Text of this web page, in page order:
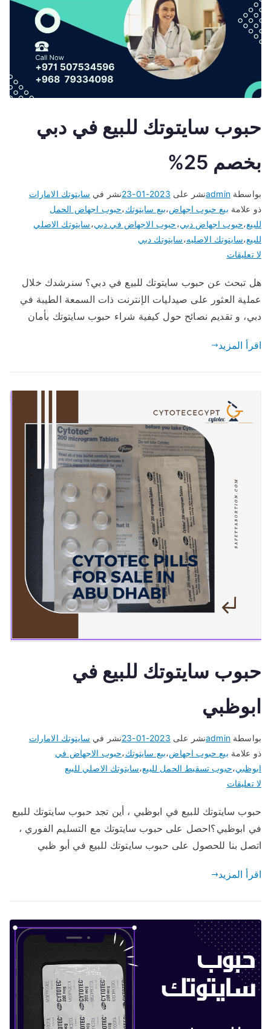
حبوب سايتوتك للبيع في دبي
بخصم 25%
بواسطةadminنشر على 2023-01-23 نشر في سايتوتك الامارات
ذو علامة بيع حبوب اجهاض،بيع سايتوتك،حبوب اجهاض الحمل
للبيع،حبوب اجهاض دبي،حبوب الاجهاض في دبي،سايتوتك الاصلي
للبيع،سايتوتك الاصليه،سايتوتك دبي
لا تعليقات
سايتوتك
للبيع
في
بخصم
هل تبحث عن حبوب سايتوتك للبيع في دبي؟ سنرشدك خلال
عملية العثور على صيدليات الإنترنت ذات السمعة الطيبة في
دبي، و تقديم نصائح حول كيفية شراء حبوب سايتوتك بأمان
اقرأ المزيد
حبوب سايتوتك للبيع في
ابوظبي
بواسطةadminنشر على 2023-01-23 نشر في سايتوتك الامارات
ذو علامة بيع حبوب اجهاض،بيع سايتوتك،حبوب الاجهاض في
ابوظبي،حبوب تسقيط الحمل للبيع،سايتوتك الاصلي للبيع
لا تعليقات
سايتوتك
للبيع
في
حبوب سايتوتك للبيع في ابوظبي ، أين تجد حبوب سايتوتك للبيع
في ابوظبي؟احصل على حبوب سايتوتك مع التسليم الفوري ،
اتصل بنا للحصول على حبوب سايتوتك للبيع في أبو ظبي
اقرأ المزيد